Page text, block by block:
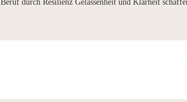
durch Resilienz Gelassenheit und Klarheit